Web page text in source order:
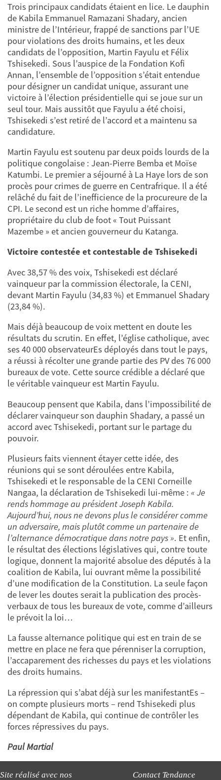
Trois principaux candidats étaient en lice. Le dauphin
de Kabila Emmanuel Ramazani Shadary, ancien
ministre de l’Intérieur, frappé de sanctions par l’UE
pour violations des droits humains, et les deux
candidats de l’opposition, Martin Fayulu et Félix
Tshisekedi. Sous l’auspice de la Fondation Kofi
Annan, l’ensemble de l’opposition s’était entendue
pour désigner un candidat unique, assurant une
victoire à l’élection présidentielle qui se joue sur un
seul tour. Mais aussitôt que Fayulu a été choisi,
Tshisekedi s’est retiré de l’accord et a maintenu sa
candidature.
Martin Fayulu est soutenu par deux poids lourds de la
politique congolaise : Jean-Pierre Bemba et Moïse
Katumbi. Le premier a séjourné à La Haye lors de son
procès pour crimes de guerre en Centrafrique. Il a été
relâché du fait de l’inefficience de la procureure de la
CPI. Le second est un riche homme d’affaires,
propriétaire du club de foot « Tout Puissant
Mazembe » et ancien gouverneur du Katanga.
Victoire contestée et contestable de Tshisekedi
Avec 38,57 % des voix, Tshisekedi est déclaré
vainqueur par la commission électorale, la CENI,
devant Martin Fayulu (34,83 %) et Emmanuel Shadary
(23,84 %).
Mais déjà beaucoup de voix mettent en doute les
résultats du scrutin. En effet, l’église catholique, avec
ses 40 000 observateurEs déployés dans tout le pays,
a réussi à récolter une grande partie des PV des 76 000
bureaux de vote. Cette source crédible a déclaré que
le véritable vainqueur est Martin Fayulu.
Beaucoup pensent que Kabila, dans l’impossibilité de
déclarer vainqueur son dauphin Shadary, a passé un
accord avec Tshisekedi, portant sur le partage du
pouvoir.
Plusieurs faits viennent étayer cette idée, des
réunions qui se sont déroulées entre Kabila,
Tshisekedi et le responsable de la CENI Corneille
Nangaa, la déclaration de Tshisekedi lui-même : « Je
rends hommage au président Joseph Kabila.
Aujourd’hui, nous ne devons plus le considérer comme
un adversaire, mais plutôt comme un partenaire de
l’alternance démocratique dans notre pays ». Et enfin,
le résultat des élections législatives qui, contre toute
logique, donnent la majorité absolue des députés à la
coalition de Kabila, lui ouvrant même la possibilité
d’une modification de la Constitution. La seule façon
de lever les doutes serait la publication des procès-
verbaux de tous les bureaux de vote, comme d’ailleurs
le prévoit la loi…
La fausse alternance politique qui est en train de se
mettre en place ne fera que pérenniser la corruption,
l’accaparement des richesses du pays et les violations
des droits humains.
La répression qui s’abat déjà sur les manifestantEs –
on compte plusieurs morts – rend Tshisekedi plus
dépendant de Kabila, qui continue de contrôler les
forces répressives du pays.
Paul Martial
Site réalisé avec nos Contact Tendance